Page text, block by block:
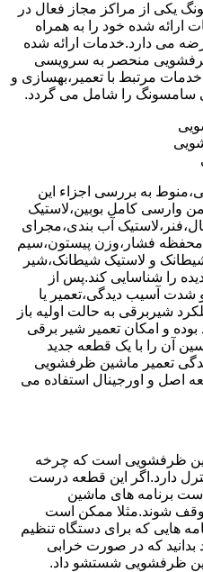
یکی از مراکز مجاز فعال در
شده خود را به همراه
می دارد.خدمات ارائه شده
منحصر به سرویسی
مرتبط با تعمیر،بهسازی و
را شامل می گردد.
به بررسی اجزاء این
وارسی کامل بوبین،لاستیک
آب بندی،مجرای
فشار،وزن پیستون،سیم
و لاستیک شیطانک،شیر
را شناسایی کند.پس از
آسیب دیدگی،تعمیر یا
شیربرقی به حالت اولیه باز
و امکان تعمیر شیر برقی
آن را با یک قطعه جدید
تعمیر ماشین ظرفشویی
اصل و اورجینال استفاده می
ظرفشویی است که چرخه
دارد.اگر این قطعه درست
است برنامه های ماشین
شوند.مثلا ممکن است
هایی که برای دستگاه تنظیم
بدانید که در صورت خرابی
ظرفشویی شستشو داد.